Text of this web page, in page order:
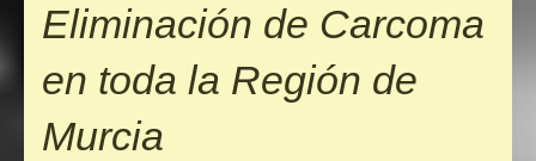
Eliminación de Carcoma
en toda la Región de
Murcia